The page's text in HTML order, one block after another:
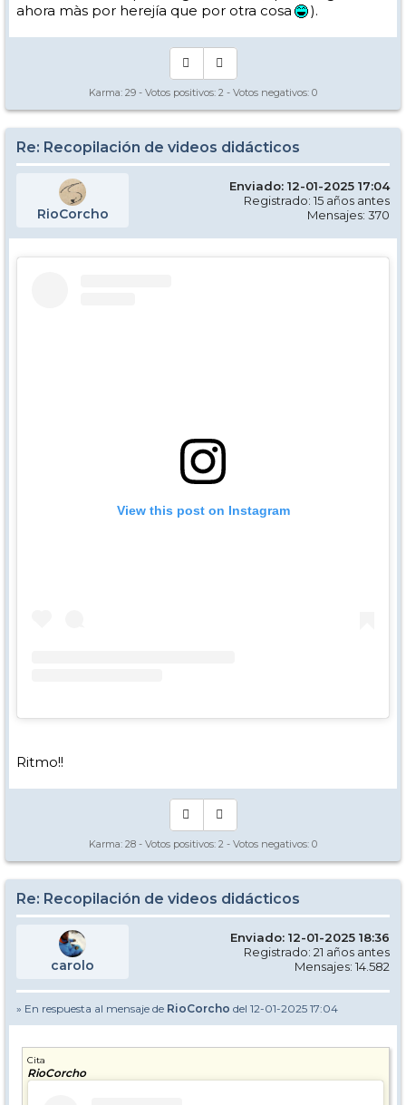
ahora màs por herejía que por otra cosa
).
Karma: 29 - Votos positivos: 2 - Votos negativos: 0
Re: Recopilación de videos didácticos
RioCorcho
Enviado: 12-01-2025 17:04
Registrado: 15 años antes
Mensajes: 370
View this post on Instagram
Ritmo!!
Karma: 28 - Votos positivos: 2 - Votos negativos: 0
Re: Recopilación de videos didácticos
carolo
Enviado: 12-01-2025 18:36
Registrado: 21 años antes
Mensajes: 14.582
» En respuesta al mensaje de RioCorcho del 12-01-2025 17:04
Cita
RioCorcho